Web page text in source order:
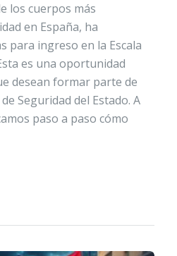
los cuerpos más
en España, ha
para ingreso en la Escala
es una oportunidad
desean formar parte de
Seguridad del Estado. A
paso a paso cómo